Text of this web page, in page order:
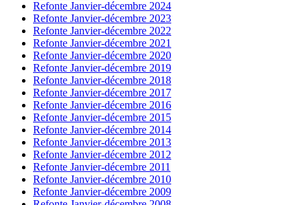
Refonte Janvier-décembre 2024
Refonte Janvier-décembre 2023
Refonte Janvier-décembre 2022
Refonte Janvier-décembre 2021
Refonte Janvier-décembre 2020
Refonte Janvier-décembre 2019
Refonte Janvier-décembre 2018
Refonte Janvier-décembre 2017
Refonte Janvier-décembre 2016
Refonte Janvier-décembre 2015
Refonte Janvier-décembre 2014
Refonte Janvier-décembre 2013
Refonte Janvier-décembre 2012
Refonte Janvier-décembre 2011
Refonte Janvier-décembre 2010
Refonte Janvier-décembre 2009